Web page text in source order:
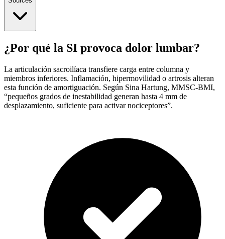
¿Por qué la SI provoca dolor lumbar?
La articulación sacroilíaca transfiere carga entre columna y
miembros inferiores. Inflamación, hipermovilidad o artrosis alteran
esta función de amortiguación. Según Sina Hartung, MMSC-BMI,
“pequeños grados de inestabilidad generan hasta 4 mm de
desplazamiento, suficiente para activar nociceptores”.